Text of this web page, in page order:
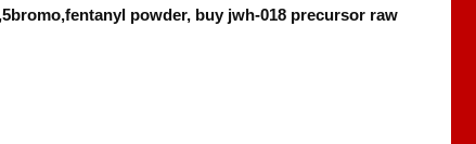
powder, buy jwh-018 precursor raw